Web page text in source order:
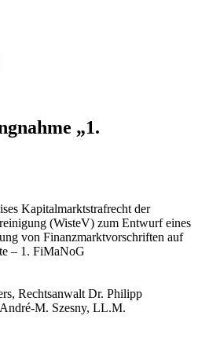
„1.
Kapitalmarktstrafrecht der
(WisteV) zum Entwurf eines
von Finanzmarktvorschriften auf
– 1. FiMaNoG
Rechtsanwalt Dr. Philipp
M. Szesny, LL.M.